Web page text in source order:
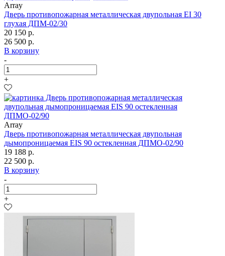
Array
Дверь противопожарная металлическая двупольная EI 30
глухая ДПМ-02/30
20 150 р.
26 500 р.
В корзину
-
+
Array
Дверь противопожарная металлическая двупольная
дымопроницаемая EIS 90 остекленная ДПМО-02/90
19 188 р.
22 500 р.
В корзину
-
+